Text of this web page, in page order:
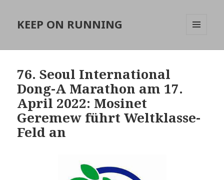
KEEP ON RUNNING
76. Seoul International
Dong-A Marathon am 17.
April 2022: Mosinet
Geremew führt Weltklasse-
Feld an